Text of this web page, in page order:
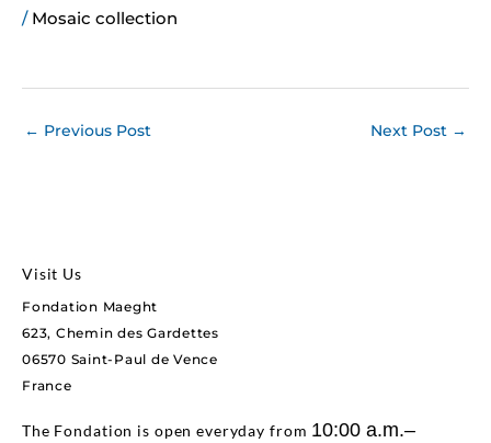
/ Mosaic collection
← Previous Post Next Post →
Visit Us
Fondation Maeght
623, Chemin des Gardettes
06570 Saint-Paul de Vence
France
The Fondation is open everyday from 10:00 a.m.–